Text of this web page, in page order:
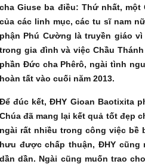
cha Giuse ba điều: Thứ nhất,
của các linh mục, các tu sĩ nam
phận Phú Cường là truyền giáo
trong gia đình và việc Chầu
phần Đức cha Phêrô, ngài tình
hoàn tất vào cuối năm 2013.
Để đúc kết, ĐHY Gioan Baotixita
Chúa đã mang lại kết quả tốt đẹp
ngài rất nhiều trong công việc bề
hưu được chấp thuận, ĐHY
dần dần. Ngài cũng muốn trao